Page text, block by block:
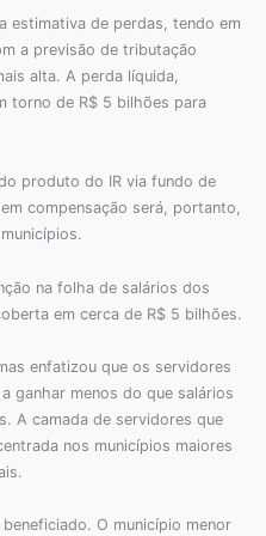
estimativa de perdas, tendo em
a previsão de tributação
alta. A perda líquida,
torno de R$ 5 bilhões para
produto do IR via fundo de
compensação será, portanto,
na folha de salários dos
em cerca de R$ 5 bilhões.
enfatizou que os servidores
ganhar menos do que salários
A camada de servidores que
nos municípios maiores
O município menor